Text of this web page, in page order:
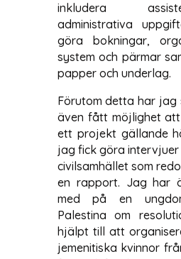
inkludera
administrativa
göra bokningar,
system och pärmar
papper och underlag.
Förutom detta har jag
även fått möjlighet
ett projekt gällande
jag fick göra
civilsamhället som
en rapport. Jag har
med på en
Palestina om
hjälpt till att
jemenitiska kvinnor